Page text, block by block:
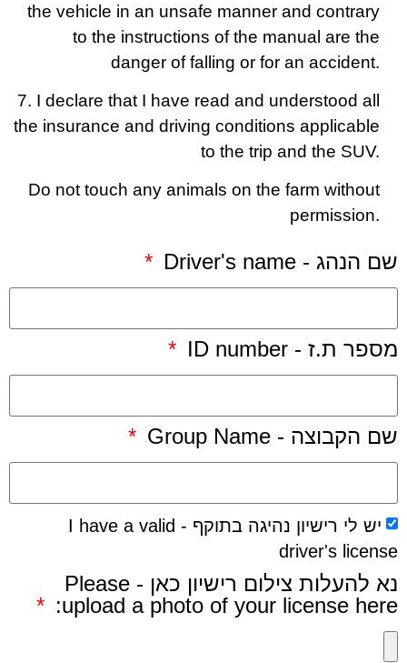
the vehicle in an unsafe manner and contrary
to the instructions of the manual are the
danger of falling or for an accident.
7. I declare that I have read and understood all
the insurance and driving conditions applicable
to the trip and the SUV.
Do not touch any animals on the farm without
permission.
שם הנהג - Driver's name
מספר ת.ז - ID number
שם הקבוצה - Group Name
יש לי רישיון נהיגה בתוקף - I have a valid
driver's license
נא להעלות צילום רישיון כאן - Please
upload a photo of your license here: